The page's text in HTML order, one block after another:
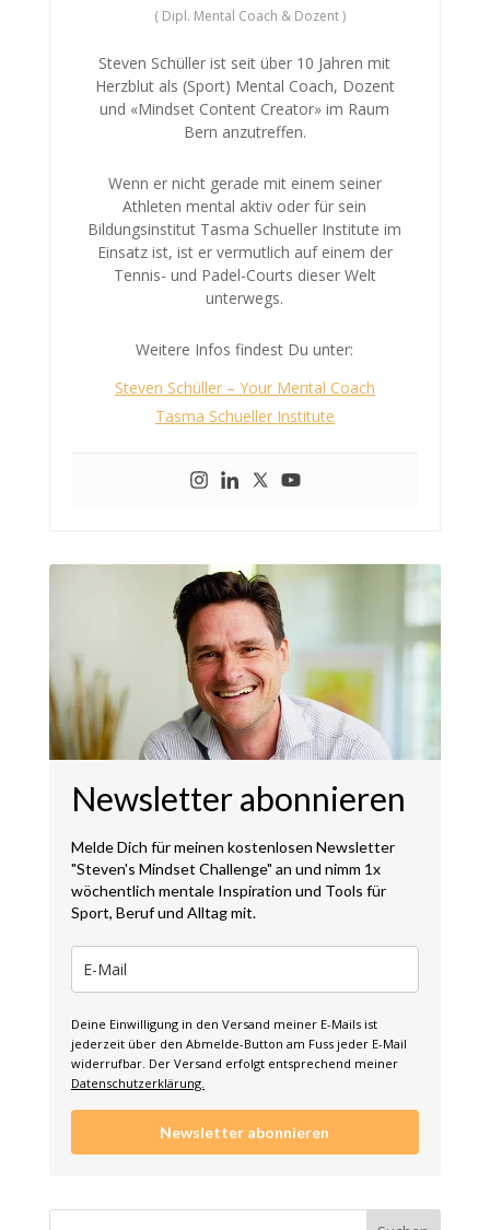
( Dipl. Mental Coach & Dozent)
Steven Schüller ist seit über 10 Jahren mit
Herzblut als (Sport) Mental Coach, Dozent
und «Mindset Content Creator» im Raum
Bern anzutreffen.
Wenn er nicht gerade mit einem seiner
Athleten mental aktiv oder für sein
Bildungsinstitut Tasma Schueller Institute im
Einsatz ist, ist er vermutlich auf einem der
Tennis- und Padel-Courts dieser Welt
unterwegs.
Weitere Infos findest Du unter:
Steven Schüller – Your Mental Coach
Tasma Schueller Institute
Newsletter abonnieren
Melde Dich für meinen kostenlosen Newsletter
"Steven's Mindset Challenge" an und nimm 1x
wöchentlich mentale Inspiration und Tools für
Sport, Beruf und Alltag mit.
Deine Einwilligung in den Versand meiner E-Mails ist
jederzeit über den Abmelde-Button am Fuss jeder E-Mail
widerrufbar. Der Versand erfolgt entsprechend meiner
Datenschutzerklärung.
Newsletter abonnieren